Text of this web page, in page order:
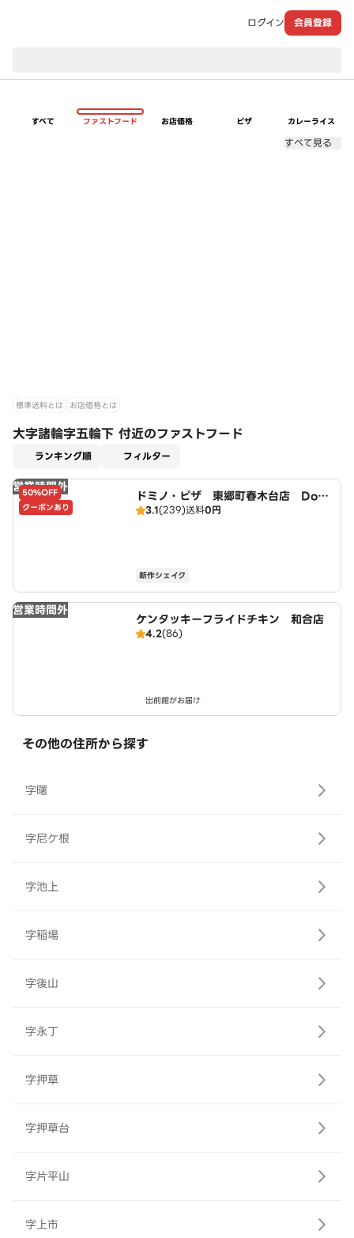
ログイン 会員登録
すべて ファストフード お店価格 ピザ カレーライス
すべて見る
標準送料とは お店価格とは
大字諸輪字五輪下 付近のファストフード
ランキング順 フィルター
営業時間外
50%OFF
クーポンあり
ドミノ・ピザ 東郷町春木台店 Domi
no's
3.1(239)送料0円
新作シェイク
営業時間外
ケンタッキーフライドチキン 和合店
4.2(86)
出前館がお届け
その他の住所から探す
字曙
字尼ケ根
字池上
字稲場
字後山
字永丁
字押草
字押草台
字片平山
字上市